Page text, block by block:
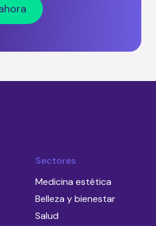
Sectores
Medicina estética
Belleza y bienestar
Salud